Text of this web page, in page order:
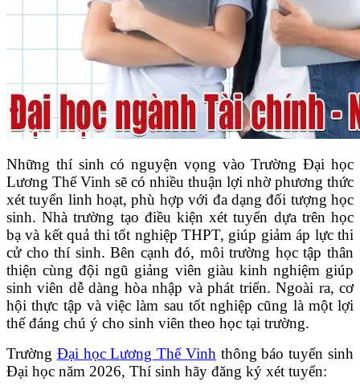
Những thí sinh có nguyện vọng vào Trường Đại học
Lương Thế Vinh sẽ có nhiều thuận lợi nhờ phương thức
xét tuyển linh hoạt, phù hợp với đa dạng đối tượng học
sinh. Nhà trường tạo điều kiện xét tuyển dựa trên học
bạ và kết quả thi tốt nghiệp THPT, giúp giảm áp lực thi
cử cho thí sinh. Bên cạnh đó, môi trường học tập thân
thiện cùng đội ngũ giảng viên giàu kinh nghiệm giúp
sinh viên dễ dàng hòa nhập và phát triển. Ngoài ra, cơ
hội thực tập và việc làm sau tốt nghiệp cũng là một lợi
thế đáng chú ý cho sinh viên theo học tại trường.
Trường Đại học Lương Thế Vinhthông báo tuyển sinh
Đại học năm 2026, Thí sinh hãy đăng ký xét tuyển: